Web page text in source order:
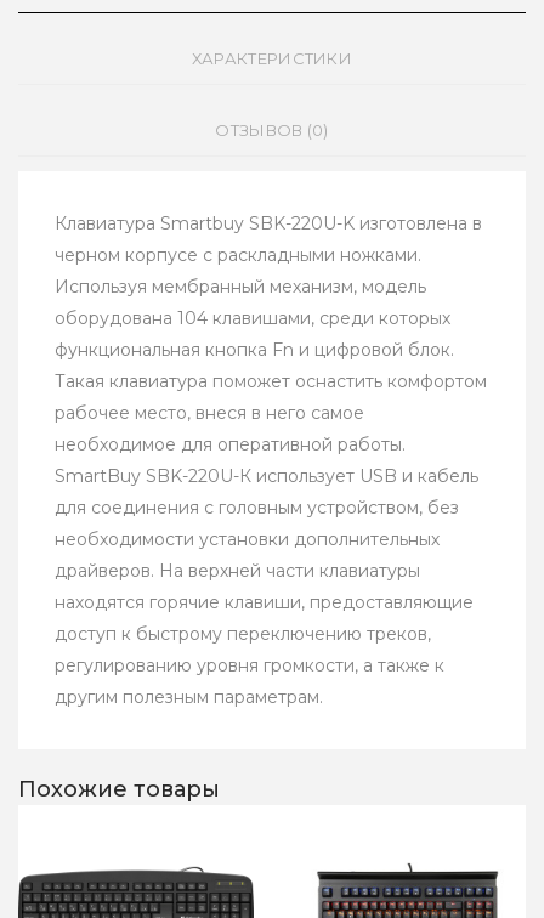
ХАРАКТЕРИСТИКИ
ОТЗЫВОВ (0)
Клавиатура Smartbuy SBK-220U-K изготовлена в
черном корпусе с раскладными ножками.
Используя мембранный механизм, модель
оборудована 104 клавишами, среди которых
функциональная кнопка Fn и цифровой блок.
Такая клавиатура поможет оснастить комфортом
рабочее место, внеся в него самое
необходимое для оперативной работы.
SmartBuy SBK-220U-К использует USB и кабель
для соединения с головным устройством, без
необходимости установки дополнительных
драйверов. На верхней части клавиатуры
находятся горячие клавиши, предоставляющие
доступ к быстрому переключению треков,
регулированию уровня громкости, а также к
другим полезным параметрам.
Похожие товары